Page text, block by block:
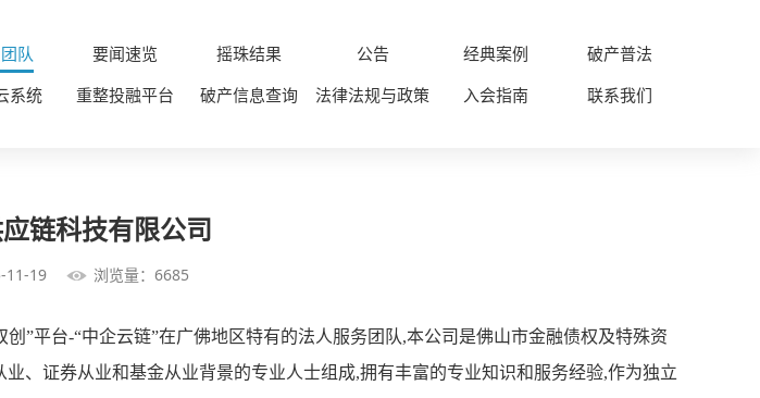
队 要闻速览 摇珠结果 公告 经典案例
破产普法
系统 重整投融平台 破产信息查询 法律法规与政策 入会指南 联系我们
链科技有限公司
11-19 浏览量：6685
”平台-“中企云链”在广佛地区特有的法人服务团队,本公司是佛山市金融债权及特殊资
、证券从业和基金从业背景的专业人士组成,拥有丰富的专业知识和服务经验,作为独立